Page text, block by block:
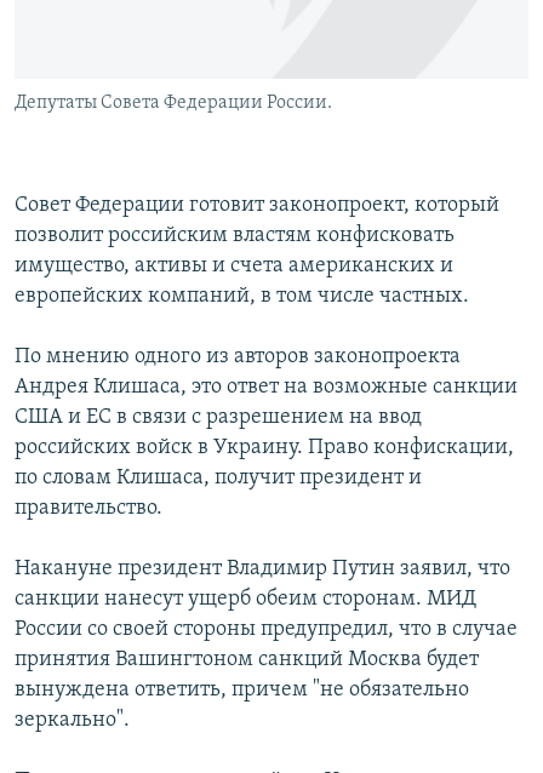
Депутаты Совета Федерации России.
Совет Федерации готовит законопроект, который
позволит российским властям конфисковать
имущество, активы и счета американских и
европейских компаний, в том числе частных.
По мнению одного из авторов законопроекта
Андрея Клишаса, это ответ на возможные санкции
США и ЕС в связи с разрешением на ввод
российских войск в Украину. Право конфискации,
по словам Клишаса, получит президент и
правительство.
Накануне президент Владимир Путин заявил, что
санкции нанесут ущерб обеим сторонам. МИД
России со своей стороны предупредил, что в случае
принятия Вашингтоном санкций Москва будет
вынуждена ответить, причем "не обязательно
зеркально".